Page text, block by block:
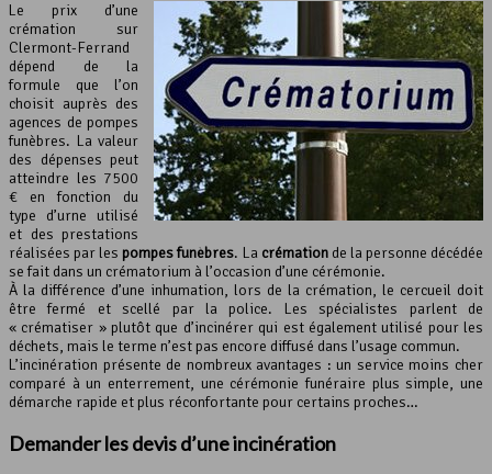
Le prix d’une
crémation sur
Clermont-Ferrand
dépend de la
formule que l’on
choisit auprès des
agences de pompes
funèbres. La valeur
des dépenses peut
atteindre les 7500
€ en fonction du
type d’urne utilisé
et des prestations
réalisées par les pompes funèbres. La crémationde la personne décédée
se fait dans un crématorium à l’occasion d’une cérémonie.
À la différence d’une inhumation, lors de la crémation, le cercueil doit
être fermé et scellé par la police. Les spécialistes parlent de
« crématiser » plutôt que d’incinérer qui est également utilisé pour les
déchets, mais le terme n’est pas encore diffusé dans l’usage commun.
L’incinération présente de nombreux avantages : un service moins cher
comparé à un enterrement, une cérémonie funéraire plus simple, une
démarche rapide et plus réconfortante pour certains proches…
Demander les devis d’une incinération